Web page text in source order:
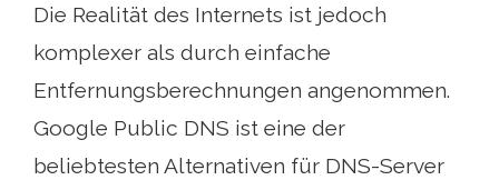
Die Realität des Internets ist jedoch
komplexer als durch einfache
Entfernungsberechnungen angenommen.
Google Public DNS ist eine der
beliebtesten Alternativen für DNS-Server